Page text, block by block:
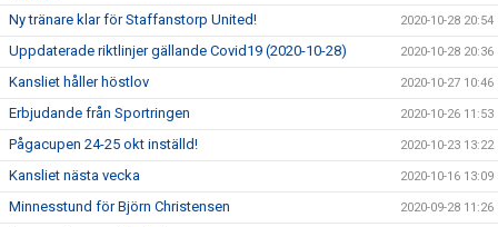
Ny tränare klar för Staffanstorp United! 2020-10-28 20:54
Uppdaterade riktlinjer gällande Covid19 (2020-10-28) 2020-10-28 20:36
Kansliet håller höstlov 2020-10-27 10:46
Erbjudande från Sportringen 2020-10-26 11:53
Pågacupen 24-25 okt inställd! 2020-10-23 13:22
Kansliet nästa vecka 2020-10-16 13:09
Minnesstund för Björn Christensen 2020-09-28 11:26